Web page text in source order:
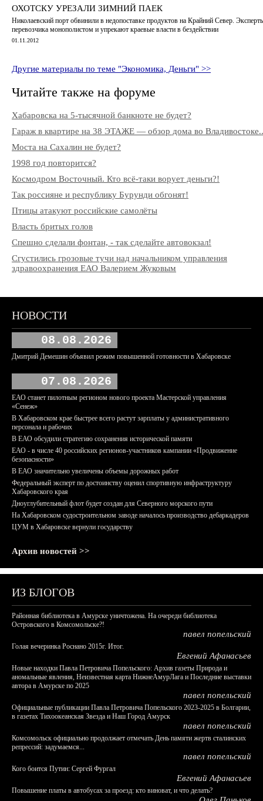
ОХОТСКУ УРЕЗАЛИ ЗИМНИЙ ПАЕК
Николаевский порт обвинили в недопоставке продуктов на Крайний Север.
перевозчика монополистом и упрекают краевые власти в бездействии
01.11.2012
Другие материалы по теме "Экономика, Деньги" >>
Читайте также на форуме
Хабаровска на 5-тысячной банкноте не будет?
Гараж в квартире на 38 ЭТАЖЕ — обзор дома во
Моста на Сахалин не будет?
1998 год повторится?
Космодром Восточный. Кто всё-таки ворует деньги?!
Так россияне и республику Бурунди обгонят!
Птицы атакуют российские самолёты
Власть бритых голов
Спешно сделали фонтан, - так сделайте автовокзал!
Сгустились грозовые тучи над начальником управления
здравоохранения ЕАО Валерием Жуковым
НОВОСТИ
08.08.2026
Дмитрий Демешин объявил режим повышенной готовности в Хабаровске
07.08.2026
ЕАО станет пилотным регионом нового проекта Мастерской управления
«Сенеж»
В Хабаровском крае быстрее всего растут зарплаты у административного
персонала и рабочих
В ЕАО обсудили стратегию сохранения исторической памяти
ЕАО - в числе 40 российских регионов-участников кампании «Продвижение
безопасности»
В ЕАО значительно увеличены объемы дорожных работ
Федеральный эксперт по достоинству оценил спортивную инфраструктуру
Хабаровского края
Дноуглубительный флот будет создан для Северного морского пути
На Хабаровском судостроительном заводе началось производство дебаркадеров
ЦУМ в Хабаровске вернули государству
Архив новостей >>
ИЗ БЛОГОВ
Районная библиотека в Амурске уничтожена. На очереди библиотека
Островского в Комсомольске?!
павел попельский
Голая вечеринка Роснано 2015г. Итог.
Евгений Афанасьев
Новые находки Павла Петровича Попельского: Архив газеты Природа и
аномальные явления, Неизвестная карта НижнеАмурЛага и Последние выставки
автора в Амурске по 2025
павел попельский
Официальные публикации Павла Петровича Попельского 2023-2025 в Болгарии,
в газетах Тихоокеанская Звезда и Наш Город Амурск
павел попельский
Комсомольск официально продолжает отмечать День памяти жертв сталинских
репрессий: задумаемся...
павел попельский
Кого боится Путин: Сергей Фургал
Евгений Афанасьев
Повышение платы в автобусах за проезд: кто виноват, и что делать?